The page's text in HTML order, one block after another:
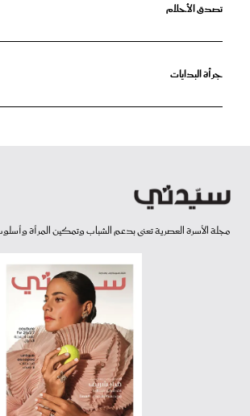
تصدق الأحلام
جرأة البدايات
مجلة الأسرة العصرية تعنى بدعم الشباب وتمكين المرأة